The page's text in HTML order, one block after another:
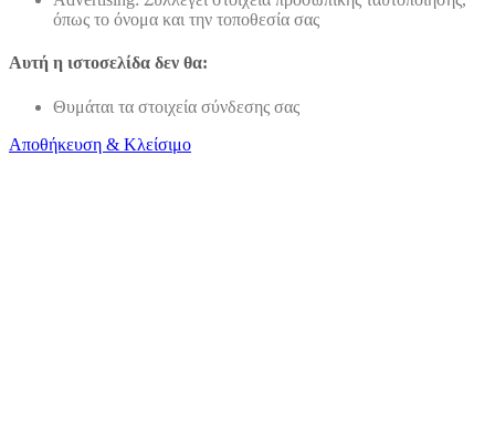
όπως το όνομα και την τοποθεσία σας
Αυτή η ιστοσελίδα δεν θα:
Θυμάται τα στοιχεία σύνδεσης σας
Αποθήκευση & Κλείσιμο